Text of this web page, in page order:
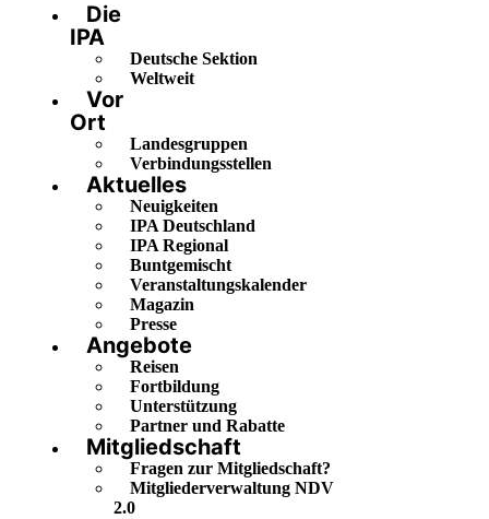
Die
IPA
Deutsche Sektion
Weltweit
Vor
Ort
Landesgruppen
Verbindungsstellen
Aktuelles
Neuigkeiten
IPA Deutschland
IPA Regional
Buntgemischt
Veranstaltungskalender
Magazin
Presse
Angebote
Reisen
Fortbildung
Unterstützung
Partner und Rabatte
Mitgliedschaft
Fragen zur Mitgliedschaft?
Mitgliederverwaltung NDV
2.0